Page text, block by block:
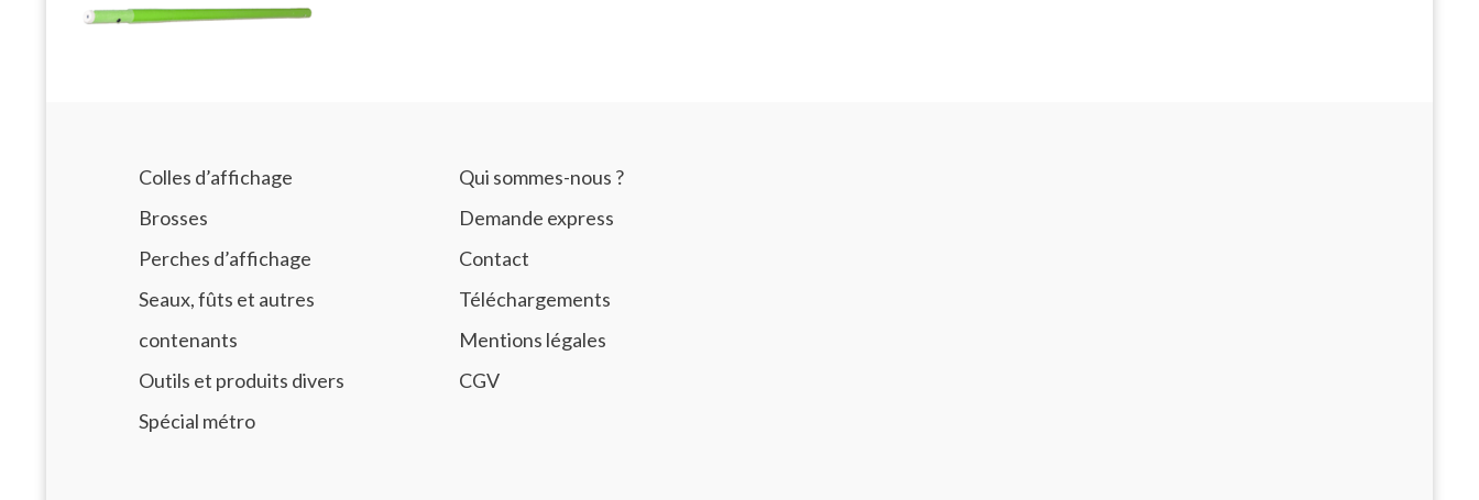
Colles d’affichage
Brosses
Perches d’affichage
Seaux, fûts et autres
contenants
Outils et produits divers
Spécial métro
Qui sommes-nous ?
Demande express
Contact
Téléchargements
Mentions légales
CGV